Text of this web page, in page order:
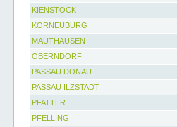
KIENSTOCK
KORNEUBURG
MAUTHAUSEN
OBERNDORF
PASSAU DONAU
PASSAU ILZSTADT
PFATTER
PFELLING